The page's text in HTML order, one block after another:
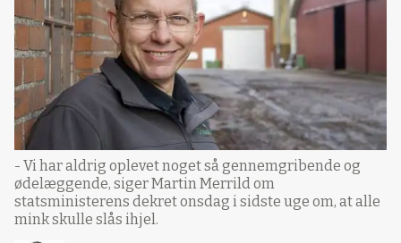
- Vi har aldrig oplevet noget så gennemgribende og
ødelæggende, siger Martin Merrild om
statsministerens dekret onsdag i sidste uge om, at alle
mink skulle slås ihjel.